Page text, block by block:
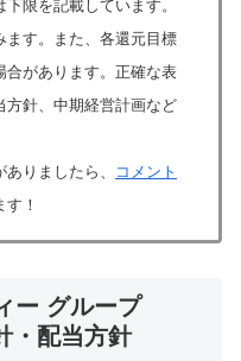
限を記載しています。
ます。また、各還元目標
合があります。正確な表
方針、中期経営計画など
りましたら、
コメント
！
ー グループ
・配当方針